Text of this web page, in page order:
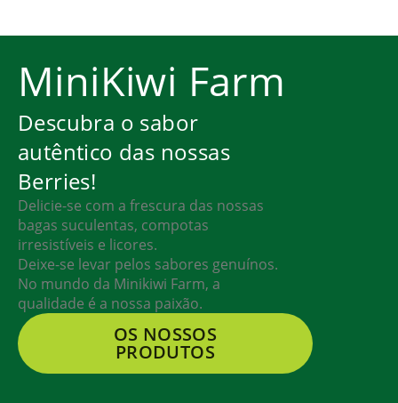
MiniKiwi Farm
Descubra o sabor
autêntico das nossas
Berries!
Delicie-se com a frescura das nossas
bagas suculentas, compotas
irresistíveis e licores.
Deixe-se levar pelos sabores genuínos.
No mundo da Minikiwi Farm, a
qualidade é a nossa paixão.
OS NOSSOS
PRODUTOS